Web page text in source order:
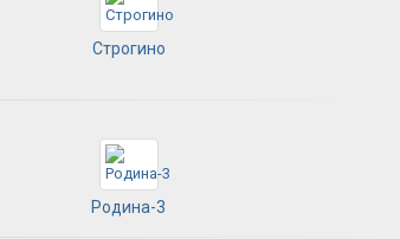
Строгино
Родина-3